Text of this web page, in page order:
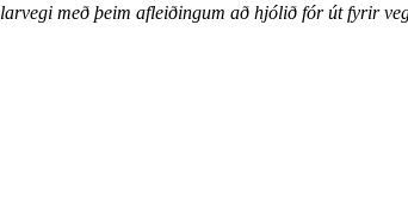
með þeim afleiðingum að hjólið fór út fyrir